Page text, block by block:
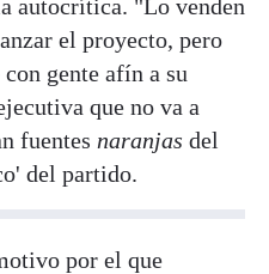
autocrítica. "Lo venden
el proyecto, pero
gente afín a su
que no va a
fuentes naranjas del
del partido.
por el que